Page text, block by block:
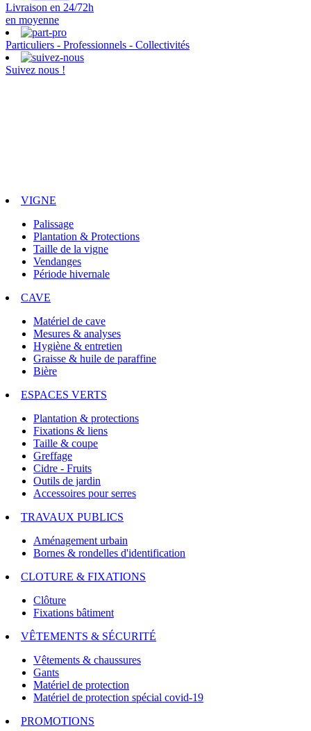
Livraison en 24/72h
en moyenne
Particuliers - Professionnels - Collectivités
Suivez nous !
VIGNE
Palissage
Plantation & Protections
Taille de la vigne
Vendanges
Période hivernale
CAVE
Matériel de cave
Mesures & analyses
Hygiène & entretien
Graisse & huile de paraffine
Bière
ESPACES VERTS
Plantation & protections
Fixations & liens
Taille & coupe
Greffage
Cidre - Fruits
Outils de jardin
Accessoires pour serres
TRAVAUX PUBLICS
Aménagement urbain
Bornes & rondelles d'identification
CLOTURE & FIXATIONS
Clôture
Fixations bâtiment
VÊTEMENTS & SÉCURITÉ
Vêtements & chaussures
Gants
Matériel de protection
Matériel de protection spécial covid-19
PROMOTIONS